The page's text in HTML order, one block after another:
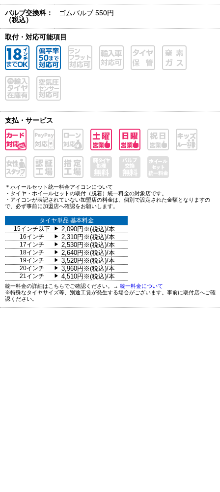
バルブ交換料：
（税込）
ゴムバルブ 550円
取付・対応可能項目
支払・サービス
＊ホイールセット統一料金アイコンについて
・タイヤ・ホイールセットの取付（脱着）統一料金の対象店です。
・アイコンが表記されていない加盟店の料金は、個別で設定された金額となりますの
で、必ず事前に加盟店へ確認をお願いします。
タイヤ単品 基本料金
15インチ以下
▶ 2,090円※(税込)/本
16インチ ▶ 2,310円※(税込)/本
17インチ ▶ 2,530円※(税込)/本
18インチ ▶ 2,640円※(税込)/本
19インチ ▶ 3,520円※(税込)/本
20インチ ▶ 3,960円※(税込)/本
21インチ ▶ 4,510円※(税込)/本
統一料金の詳細はこちらでご確認ください。→ 統一料金について
※特殊なタイヤサイズ等、別途工賃が発生する場合がございます。事前に取付店へご確
認ください。